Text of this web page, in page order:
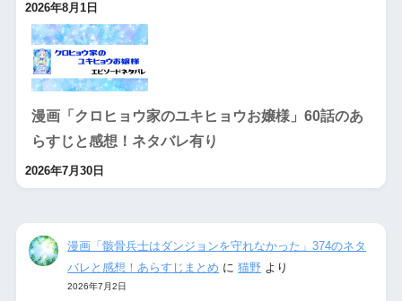
2026年8月1日
漫画「クロヒョウ家のユキヒョウお嬢様」60話のあ
らすじと感想！ネタバレ有り
2026年7月30日
漫画「骸骨兵士はダンジョンを守れなかった」374のネタ
バレと感想！あらすじまとめ に猫野 より
2026年7月2日